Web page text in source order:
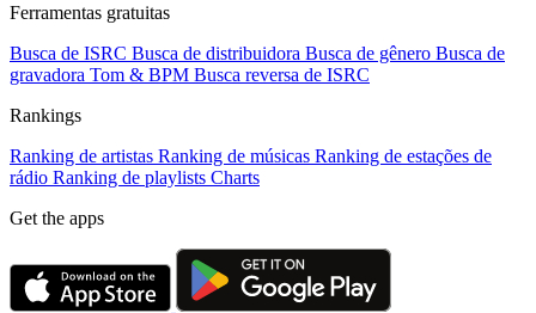
Ferramentas gratuitas
Busca de ISRC Busca de distribuidora Busca de gênero Busca de
gravadora Tom & BPM Busca reversa de ISRC
Rankings
Ranking de artistas Ranking de músicas Ranking de estações de
rádio Ranking de playlists Charts
Get the apps